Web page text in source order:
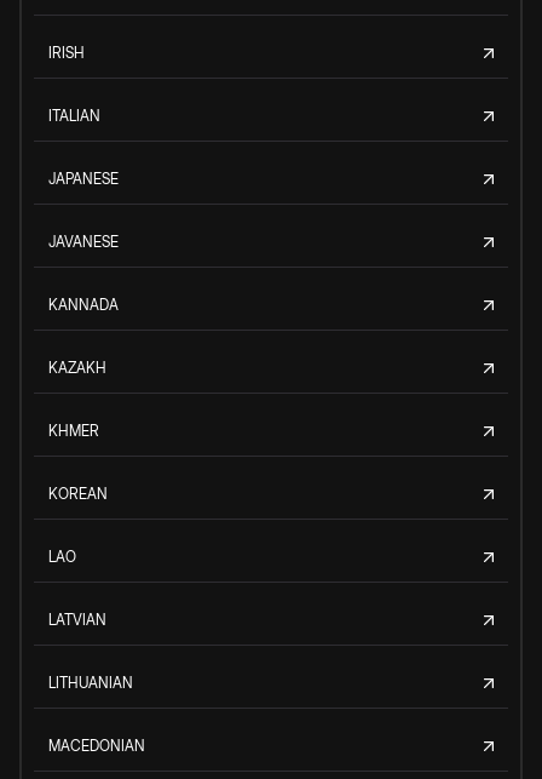
IRISH
ITALIAN
JAPANESE
JAVANESE
KANNADA
KAZAKH
KHMER
KOREAN
LAO
LATVIAN
LITHUANIAN
MACEDONIAN